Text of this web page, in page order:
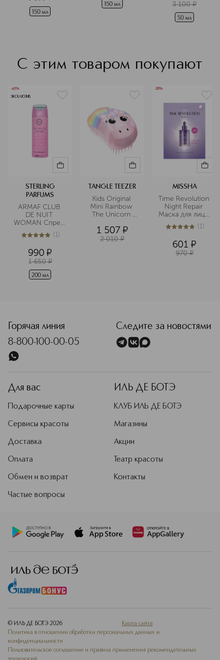
себя уверенно и приближается к
успеху в каждом аспекте своей
жизни: как в соблазнении, так и в
150 мл
150 мл 3 100 ¤
50 мл
С этим товаром покупают
-40%
ЭКСКЛЮЗИВ
STERLING
PARFUMS
ARMAF CLUB
DE NUIT
WOMAN Спрей
для тела
5из 51 (1)
990 ¤
1 650 ¤
200 мл
TANGLE TEEZER
Kids Original
Mini Rainbow
The Unicorn
детская
1 507 ¤
2 010 ¤
-38%
MISSHA
Time Revolution
Night Repair
Маска для лица
эффектом
5из 51 (1)
601 ¤
970 ¤
Горячая линия
8-800-100-00-05
Следите за новостями
Для вас
Подарочные карты
Сервисы красоты
Доставка
Оплата
Обмен и возврат
Частые вопросы
ИЛЬ ДЕ БОТЭ
КЛУБ ИЛЬ ДЕ БОТЭ
Магазины
Акции
Театр красоты
Контакты
© ИЛЬ ДЕ БОТЭ 2026
Карта сайта
Политика в отношении обработки персональных данных и
конфиденциальности
Пользовательское соглашение и правила применения рекомендательных